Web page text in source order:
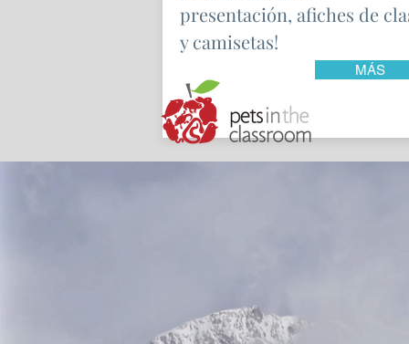
presentación, afiches de
y camisetas!
MÁS